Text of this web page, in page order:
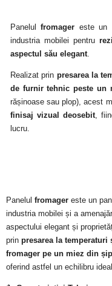
Panelulfromager este un
industria mobilei pentru
aspectul său elegant.
Realizat prin presarea la
de furnir tehnic peste un
rășinoase sau plop), acest
finisaj vizual deosebit,
lucru.
Panelul fromager este un
industria mobilei și a
aspectului elegant și
prin presarea la
fromager pe un miez din
oferind astfel un echilibru